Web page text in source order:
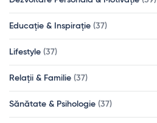
Educație & Inspirație (37)
Lifestyle (37)
Relații & Familie (37)
Sănătate & Psihologie (37)